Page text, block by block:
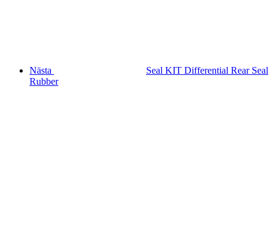
Nästa
Seal KIT Differential Rear Seal
Rubber